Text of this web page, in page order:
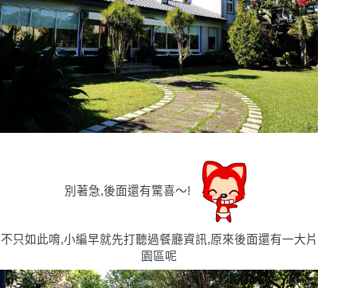
別著急,後面還有驚喜〜!
不只如此唷,小編早就先打聽過餐廳資訊,原來後面還有一大片
園區呢